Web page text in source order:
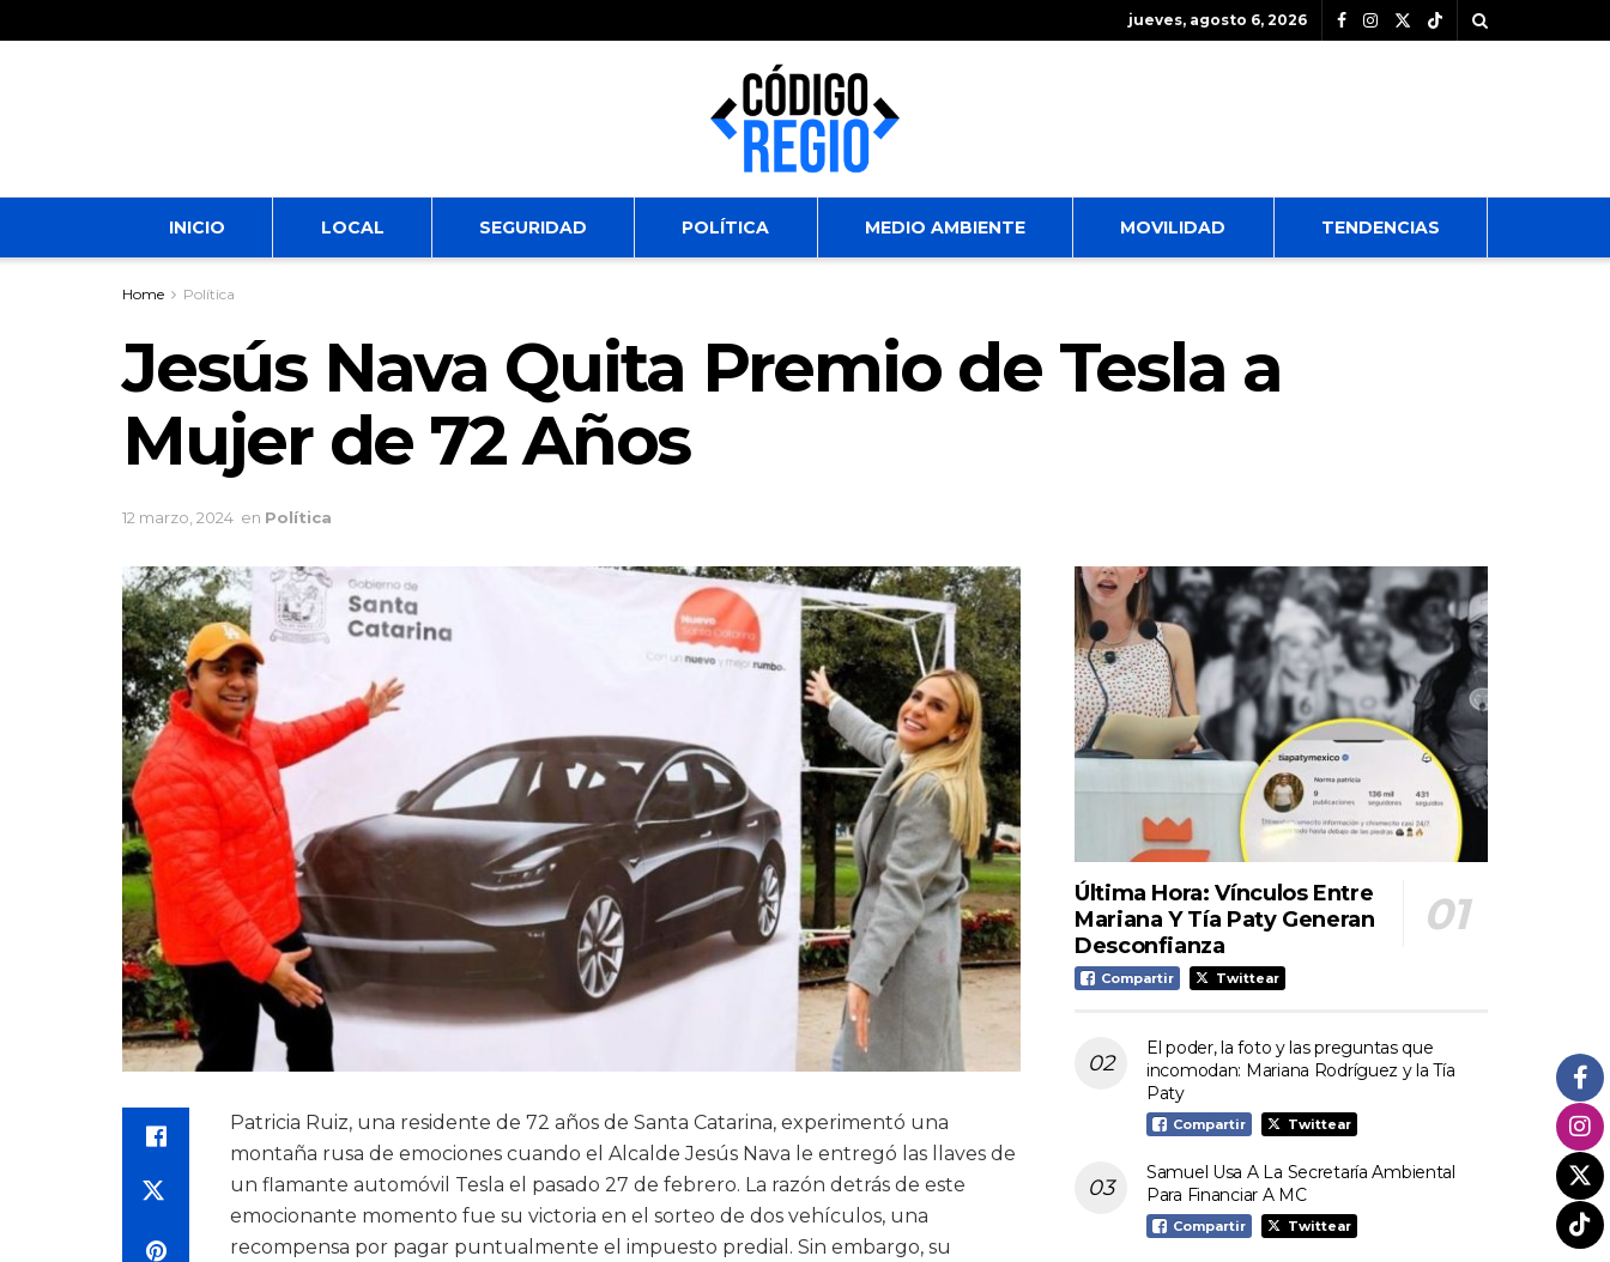
jueves, agosto 6, 2026
INICIO LOCAL SEGURIDAD POLÍTICA MEDIO AMBIENTE MOVILIDAD TENDENCIAS
Home Política
Jesús Nava Quita Premio de Tesla a
Mujer de 72 Años
12 marzo, 2024 en Política
Patricia Ruiz, una residente de 72 años de Santa Catarina, experimentó una
montaña rusa de emociones cuando el Alcalde Jesús Nava le entregó las llaves de
un flamante automóvil Tesla el pasado 27 de febrero. La razón detrás de este
emocionante momento fue su victoria en el sorteo de dos vehículos, una
recompensa por pagar puntualmente el impuesto predial. Sin embargo, su
Última Hora: Vínculos Entre
Mariana Y Tía Paty Generan
Desconfianza
Compartir Twittear
El poder, la foto y las preguntas que
incomodan: Mariana Rodríguez y la Tía
Paty
Compartir Twittear
Samuel Usa A La Secretaría Ambiental
Para Financiar A MC
Compartir Twittear